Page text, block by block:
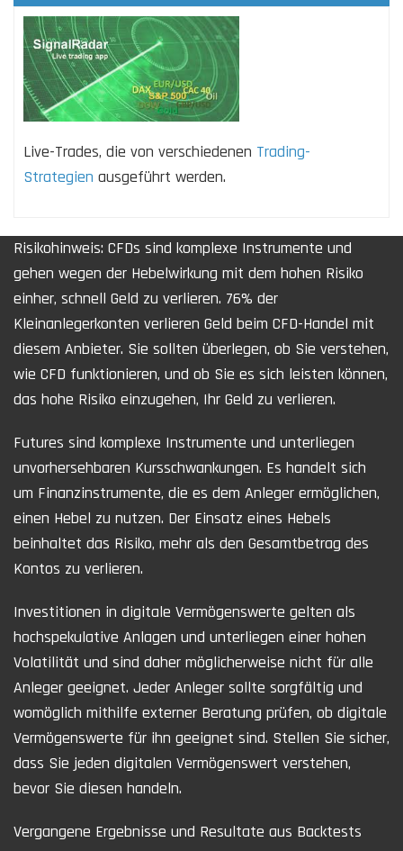
Live-Trades, die von verschiedenen Trading-
Strategien ausgeführt werden.
Risikohinweis: CFDs sind komplexe Instrumente und
gehen wegen der Hebelwirkung mit dem hohen Risiko
einher, schnell Geld zu verlieren. 76% der
Kleinanlegerkonten verlieren Geld beim CFD-Handel mit
diesem Anbieter. Sie sollten überlegen, ob Sie verstehen,
wie CFD funktionieren, und ob Sie es sich leisten können,
das hohe Risiko einzugehen, Ihr Geld zu verlieren.
Futures sind komplexe Instrumente und unterliegen
unvorhersehbaren Kursschwankungen. Es handelt sich
um Finanzinstrumente, die es dem Anleger ermöglichen,
einen Hebel zu nutzen. Der Einsatz eines Hebels
beinhaltet das Risiko, mehr als den Gesamtbetrag des
Kontos zu verlieren.
Investitionen in digitale Vermögenswerte gelten als
hochspekulative Anlagen und unterliegen einer hohen
Volatilität und sind daher möglicherweise nicht für alle
Anleger geeignet. Jeder Anleger sollte sorgfältig und
womöglich mithilfe externer Beratung prüfen, ob digitale
Vermögenswerte für ihn geeignet sind. Stellen Sie sicher,
dass Sie jeden digitalen Vermögenswert verstehen,
bevor Sie diesen handeln.
Vergangene Ergebnisse und Resultate aus Backtests